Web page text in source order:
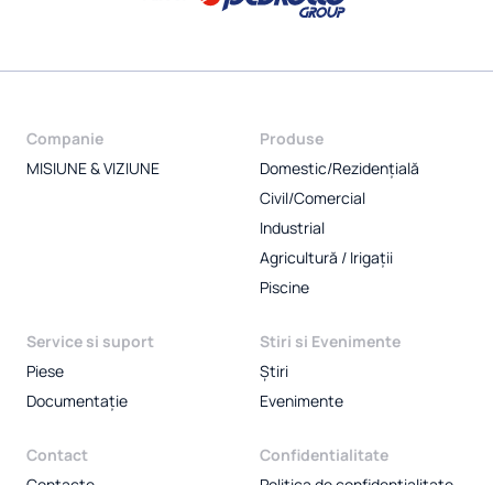
Companie
MISIUNE & VIZIUNE
Produse
Domestic/Rezidențială
Civil/Comercial
Industrial
Agricultură / Irigații
Piscine
Service si suport
Piese
Documentație
Stiri si Evenimente
Știri
Evenimente
Contact
Confidentialitate